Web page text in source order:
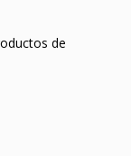
de